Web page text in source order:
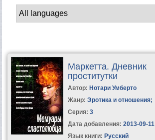
Маркетта. Дневник
проститутки
Автор: Нотари Умберто
Жанр: Эротика и отношения;
Серия: 3
Дата добавления: 2013-09-11
Язык книги: Русский